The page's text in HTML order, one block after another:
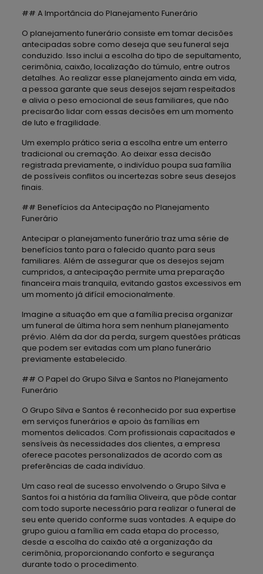
## A Importância do Planejamento Funerário
O planejamento funerário consiste em tomar decisões
antecipadas sobre como deseja que seu funeral seja
conduzido. Isso inclui a escolha do tipo de sepultamento,
cerimônia, caixão, localização do túmulo, entre outros
detalhes. Ao realizar esse planejamento ainda em vida,
a pessoa garante que seus desejos sejam respeitados
e alivia o peso emocional de seus familiares, que não
precisarão lidar com essas decisões em um momento
de luto e fragilidade.
Um exemplo prático seria a escolha entre um enterro
tradicional ou cremação. Ao deixar essa decisão
registrada previamente, o indivíduo poupa sua família
de possíveis conflitos ou incertezas sobre seus desejos
finais.
## Benefícios da Antecipação no Planejamento
Funerário
Antecipar o planejamento funerário traz uma série de
benefícios tanto para o falecido quanto para seus
familiares. Além de assegurar que os desejos sejam
cumpridos, a antecipação permite uma preparação
financeira mais tranquila, evitando gastos excessivos em
um momento já difícil emocionalmente.
Imagine a situação em que a família precisa organizar
um funeral de última hora sem nenhum planejamento
prévio. Além da dor da perda, surgem questões práticas
que podem ser evitadas com um plano funerário
previamente estabelecido.
## O Papel do Grupo Silva e Santos no Planejamento
Funerário
O Grupo Silva e Santos é reconhecido por sua expertise
em serviços funerários e apoio às famílias em
momentos delicados. Com profissionais capacitados e
sensíveis às necessidades dos clientes, a empresa
oferece pacotes personalizados de acordo com as
preferências de cada indivíduo.
Um caso real de sucesso envolvendo o Grupo Silva e
Santos foi a história da família Oliveira, que pôde contar
com todo suporte necessário para realizar o funeral de
seu ente querido conforme suas vontades. A equipe do
grupo guiou a família em cada etapa do processo,
desde a escolha do caixão até a organização da
cerimônia, proporcionando conforto e segurança
durante todo o procedimento.